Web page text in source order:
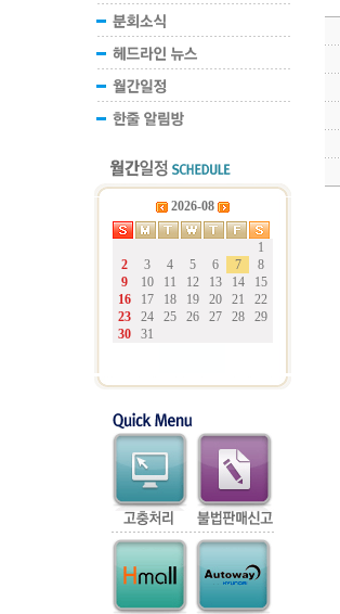
2026-08
1
2
3 4 5 6 7
8
9
10 11 12 13 14
15
16
17 18 19 20 21
22
23
24 25 26 27 28
29
30
31